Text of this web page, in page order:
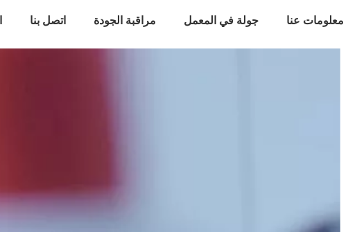
معلومات عنا جولة في المعمل مراقبة الجودة اتصل بنا